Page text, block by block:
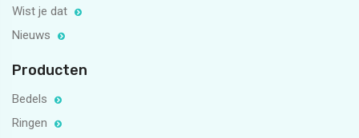
Wist je dat
Nieuws
Producten
Bedels
Ringen